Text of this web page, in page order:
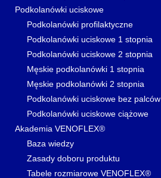
Podkolanówki uciskowe
Podkolanówki profilaktyczne
Podkolanówki uciskowe 1 stopnia
Podkolanówki uciskowe 2 stopnia
Męskie podkolanówki 1 stopnia
Męskie podkolanówki 2 stopnia
Podkolanówki uciskowe bez palców
Podkolanówki uciskowe ciążowe
Akademia VENOFLEX®
Baza wiedzy
Zasady doboru produktu
Tabele rozmiarowe VENOFLEX®